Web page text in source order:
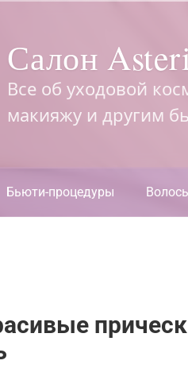
Салон
Все об уходовой
макияжу и другим
Бьюти-процедуры